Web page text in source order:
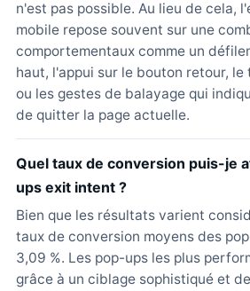
n'est pas possible. Au lieu de cela,
mobile repose souvent sur une
comportementaux comme un
haut, l'appui sur le bouton retour,
ou les gestes de balayage qui
de quitter la page actuelle.
Quel taux de conversion puis-je
ups exit intent ?
Bien que les résultats varient
taux de conversion moyens des
3,09 %. Les pop-ups les plus
grâce à un ciblage sophistiqué et